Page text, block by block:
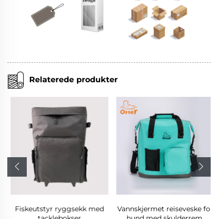
Relaterede produkter
Fiskeutstyr ryggsekk med
Vannskjermet reiseveske for